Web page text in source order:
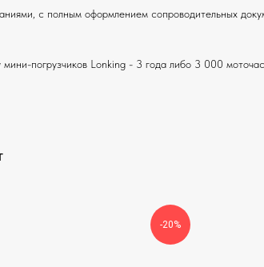
с полным оформлением сопроводительных
погрузчиков Lonking - 3 года либо 3 000
-20%